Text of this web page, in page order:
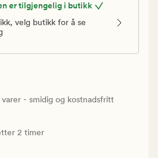
er tilgjengelig i butikk
velg butikk for å se
- smidig og kostnadsfritt
2 timer